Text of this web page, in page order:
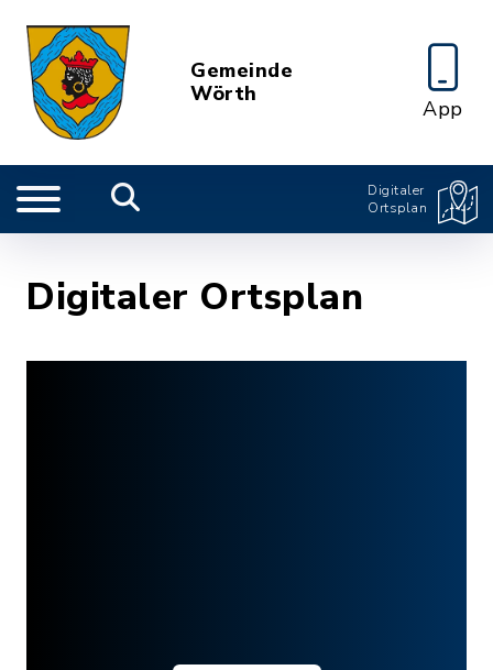
Gemeinde
Wörth
App
Digitaler
Ortsplan
Digitaler Ortsplan